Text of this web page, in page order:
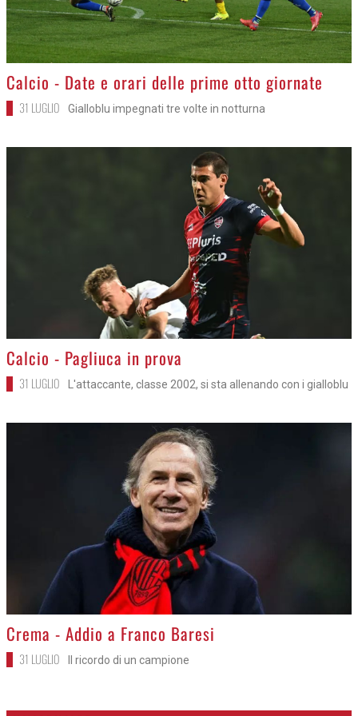
>
Calcio - Date e orari delle prime otto giornate
31 LUGLIO Gialloblu impegnati tre volte in notturna
>
Calcio - Pagliuca in prova
31 LUGLIO L'attaccante, classe 2002, si sta allenando con i gialloblu
>
Crema - Addio a Franco Baresi
31 LUGLIO Il ricordo di un campione